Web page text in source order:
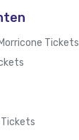
Tickets